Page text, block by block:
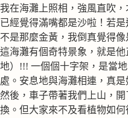
我在海灘上照相，強風直吹，
已經覺得滿嘴都是沙啦！若
不是那麼金黃，我倒真覺得像
這海灘有個奇特景象，就是他
地）!!! 一個個十字架，是當地
處。安息地與海灘相連，真是
然後，車子帶著我們上山，
換。但大家來不及看植物如